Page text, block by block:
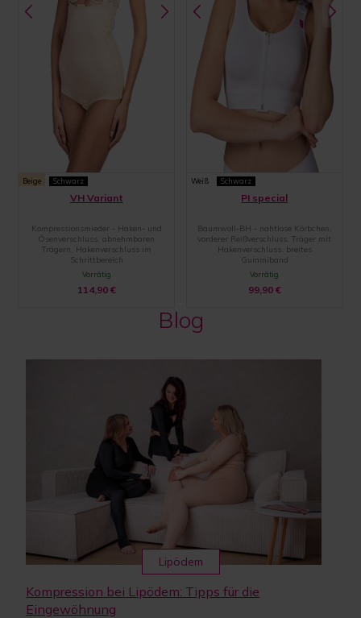
Beige Schwarz
VH Variant
Kompressionsmieder - Haken- und
Ösenverschluss, abnehmbaren
Trägern, Hakenverschluss im
Schrittbereich
Vorrätig
114,90 €
Weiß Schwarz
PI special
Baumwoll-BH - nahtlose Körbchen,
vorderer Reißverschluss, Träger mit
Hakenverschluss, breites
Gummiband
Vorrätig
99,90 €
Blog
Lipödem
Kompression bei Lipödem: Tipps für die
Eingewöhnung